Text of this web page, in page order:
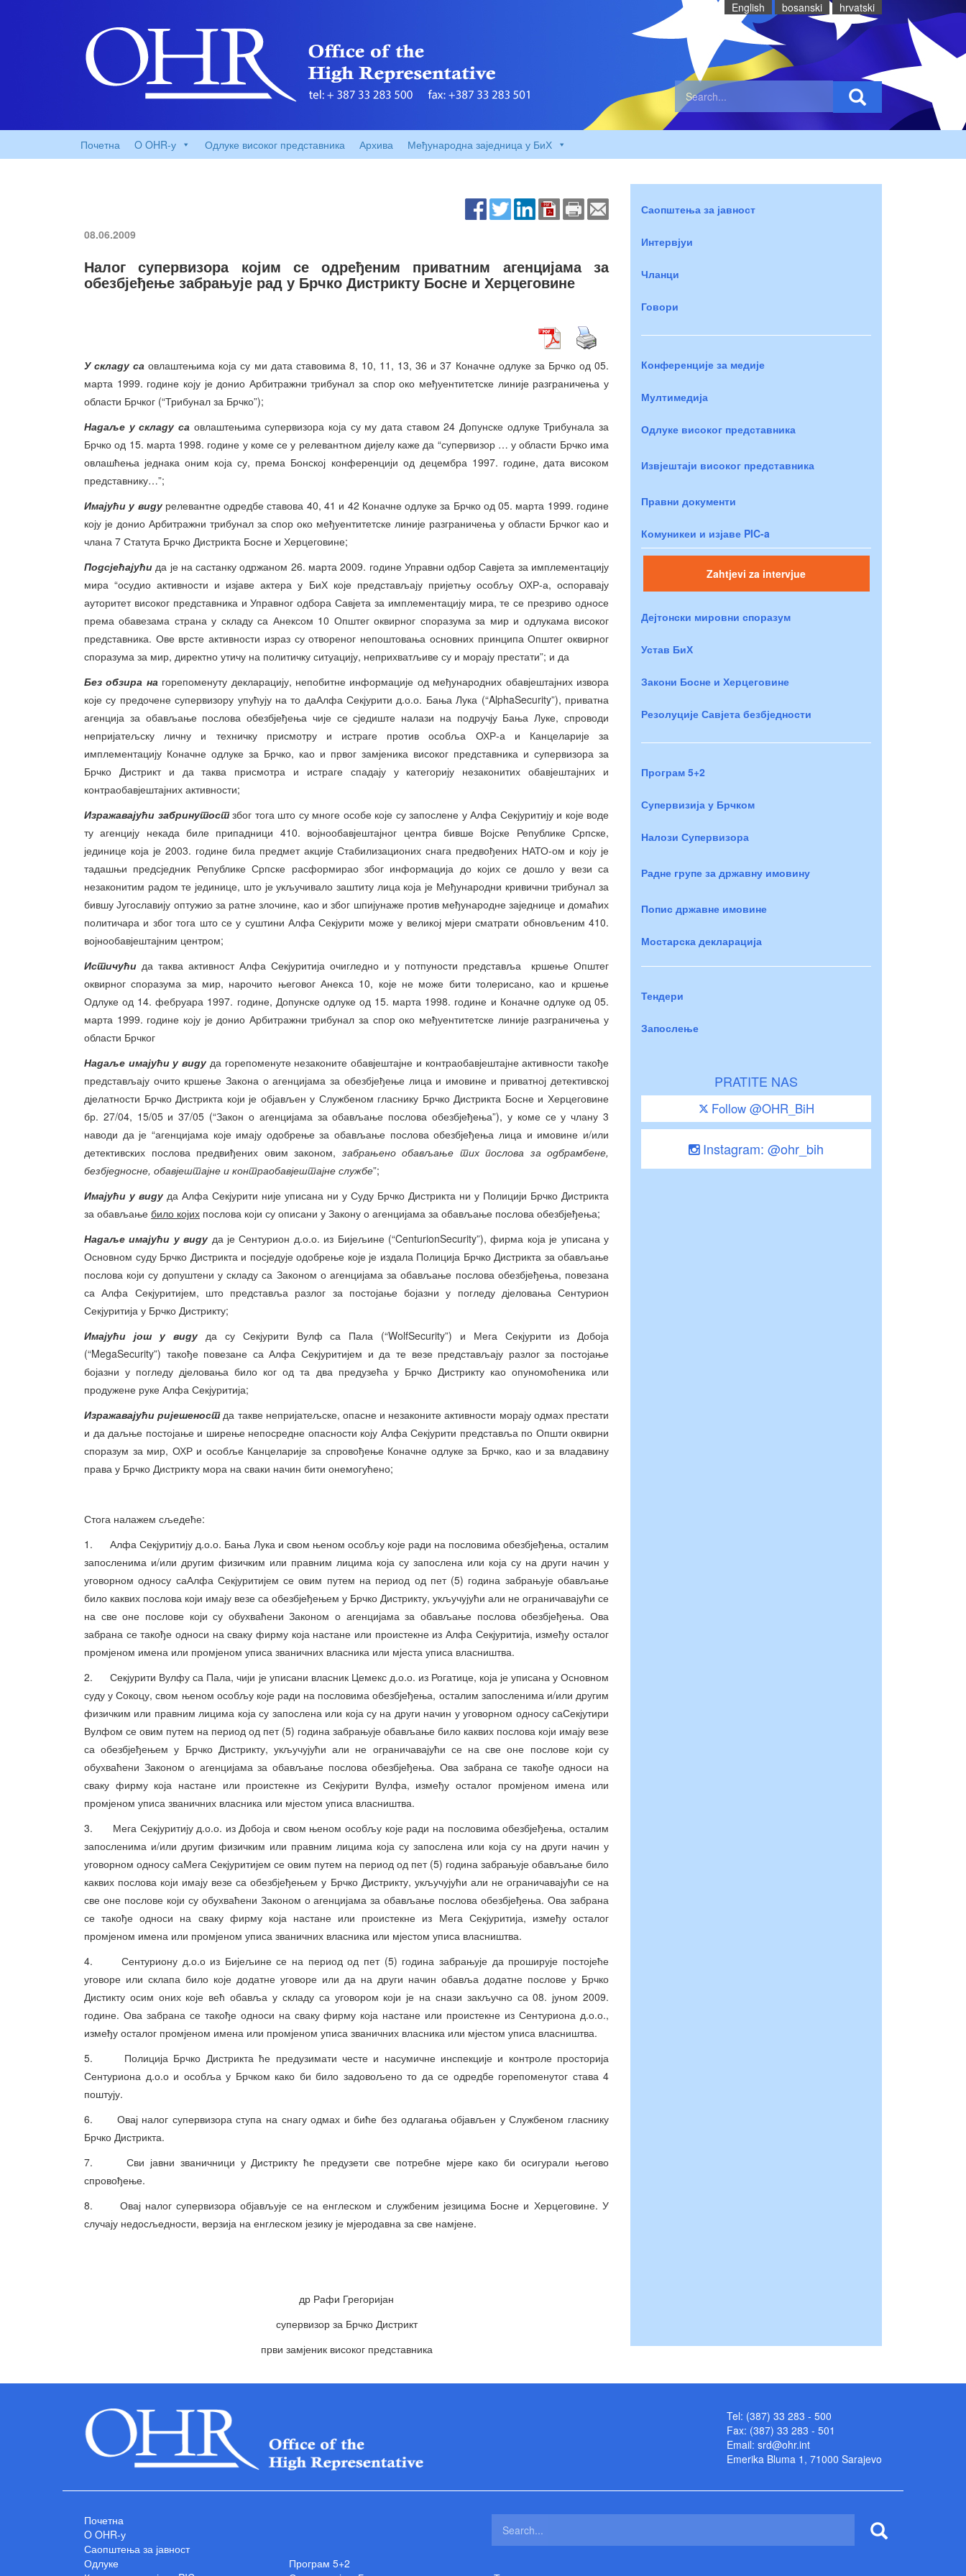
English bosanski hrvatski
Почетна O OHR-у Одлуке високог представника Архива Међународна заједница у БиХ
08.06.2009
Налог супервизора којим се одређеним приватним агенцијама за
обезбјеђење забрањује рад у Брчко Дистрикту Босне и Херцеговине
У складу саовлаштењима која су ми дата ставовима 8, 10, 11, 13, 36 и 37 Коначне одлуке за Брчко од 05.
марта 1999. године коју је донио Арбитражни трибунал за спор око међуентитетске линије разграничења у
области Брчког (“Трибунал за Брчко”);
Надаље у складу са овлаштењима супервизора која су му дата ставом 24 Допунске одлуке Трибунала за
Брчко од 15. марта 1998. године у коме се у релевантном дијелу каже да “супервизор … у области Брчко има
овлашћења једнака оним која су, према Бонској конференцији од децембра 1997. године, дата високом
представнику…”;
Имајући у виду релевантне одредбе ставова 40, 41 и 42 Коначне одлуке за Брчко од 05. марта 1999. године
коју је донио Арбитражни трибунал за спор око међуентитетске линије разграничења у области Брчког као и
члана 7 Статута Брчко Дистрикта Босне и Херцеговине;
Подсјећајући да је на састанку одржаном 26. марта 2009. године Управни одбор Савјета за имплементацију
мира “осудио активности и изјаве актера у БиХ које представљају пријетњу особљу ОХР-а, оспоравају
ауторитет високог представника и Управног одбора Савјета за имплементацију мира, те се презриво односе
према обавезама страна у складу са Анексом 10 Општег оквирног споразума за мир и одлукама високог
представника. Ове врсте активности израз су отвореног непоштовања основних принципа Општег оквирног
споразума за мир, директно утичу на политичку ситуацију, неприхватљиве су и морају престати”; и да
Без обзира на горепоменуту декларацију, непобитне информације од међународних обавјештајних извора
које су предочене супервизору упућују на то даАлфа Секјурити д.о.о. Бања Лука (“AlphaSecurity”), приватна
агенција за обављање послова обезбјеђења чије се сједиште налази на подручју Бања Луке, спроводи
непријатељску личну и техничку присмотру и истраге против особља ОХР-а и Канцеларије за
имплементацију Коначне одлуке за Брчко, као и првог замјеника високог представника и супервизора за
Брчко Дистрикт и да таква присмотра и истраге спадају у категорију незаконитих обавјештајних и
контраобавјештајних активности;
Изражавајући забринутостзбог тога што су многе особе које су запослене у Алфа Секјуритију и које воде
ту агенцију некада биле припадници 410. војнообавјештајног центра бивше Војске Републике Српске,
јединице која је 2003. године била предмет акције Стабилизационих снага предвођених НАТО-ом и коју је
тадашњи предсједник Републике Српске расформирао због информација до којих се дошло у вези са
незаконитим радом те јединице, што је укључивало заштиту лица која је Међународни кривични трибунал за
бившу Југославију оптужио за ратне злочине, као и због шпијунаже против међународне заједнице и домаћих
политичара и због тога што се у суштини Алфа Секјурити може у великој мјери сматрати обновљеним 410.
војнообавјештајним центром;
Истичући да таква активност Алфа Секјуритија очигледно и у потпуности представља кршење Општег
оквирног споразума за мир, нарочито његовог Анекса 10, које не може бити толерисано, као и кршење
Одлуке од 14. фебруара 1997. године, Допунске одлуке од 15. марта 1998. године и Коначне одлуке од 05.
марта 1999. године коју је донио Арбитражни трибунал за спор око међуентитетске линије разграничења у
области Брчког
Надаље имајући у виду да горепоменуте незаконите обавјештајне и контраобавјештајне активности такође
представљају очито кршење Закона о агенцијама за обезбјеђење лица и имовине и приватној детективској
дјелатности Брчко Дистрикта који је објављен у Службеном гласнику Брчко Дистрикта Босне и Херцеговине
бр. 27/04, 15/05 и 37/05 (“Закон о агенцијама за обављање послова обезбјеђења”), у коме се у члану 3
наводи да је “агенцијама које имају одобрење за обављање послова обезбјеђења лица и имовине и/или
детективских послова предвиђених овим законом, забрањено обављање тих послова за одбрамбене,
безбједносне, обавјештајне и контраобавјештајне службе”;
Имајући у виду да Алфа Секјурити није уписана ни у Суду Брчко Дистрикта ни у Полицији Брчко Дистрикта
за обављање било којих послова који су описани у Закону о агенцијама за обављање послова обезбјеђења;
Надаље имајући у виду да је Сентурион д.о.о. из Бијељине (“CenturionSecurity”), фирма која је уписана у
Основном суду Брчко Дистрикта и посједује одобрење које је издала Полиција Брчко Дистрикта за обављање
послова који су допуштени у складу са Законом о агенцијама за обављање послова обезбјеђења, повезана
са Алфа Секјуритијем, што представља разлог за постојање бојазни у погледу дјеловања Сентурион
Секјуритија у Брчко Дистрикту;
Имајући још у видуда су Секјурити Вулф са Пала (“WolfSecurity”) и Мега Секјурити из Добоја
(“MegaSecurity”) такође повезане са Алфа Секјуритијем и да те везе представљају разлог за постојање
бојазни у погледу дјеловања било ког од та два предузећа у Брчко Дистрикту као опуномоћеника или
продужене руке Алфа Секјуритија;
Изражавајући ријешеностда такве непријатељске, опасне и незаконите активности морају одмах престати
и да даљње постојање и ширење непосредне опасности коју Алфа Секјурити представља по Општи оквирни
споразум за мир, ОХР и особље Канцеларије за спровођење Коначне одлуке за Брчко, као и за владавину
права у Брчко Дистрикту мора на сваки начин бити онемогућено;
Стога налажем сљедеће:
1. Алфа Секјуритију д.о.о. Бања Лука и свом њеном особљу које ради на пословима обезбјеђења, осталим
запосленима и/или другим физичким или правним лицима која су запослена или која су на други начин у
уговорном односу саАлфа Секјуритијем се овим путем на период од пет (5) година забрањује обављање
било каквих послова који имају везе са обезбјеђењем у Брчко Дистрикту, укључујући али не ограничавајући се
на све оне послове који су обухваћени Законом о агенцијама за обављање послова обезбјеђења. Ова
забрана се такође односи на сваку фирму која настане или проистекне из Алфа Секјуритија, између осталог
промјеном имена или промјеном уписа званичних власника или мјеста уписа власништва.
2. Секјурити Вулфу са Пала, чији је уписани власник Цемекс д.о.о. из Рогатице, која је уписана у Основном
суду у Сокоцу, свом њеном особљу које ради на пословима обезбјеђења, осталим запосленима и/или другим
физичким или правним лицима која су запослена или која су на други начин у уговорном односу саСекјутири
Вулфом се овим путем на период од пет (5) година забрањује обављање било каквих послова који имају везе
са обезбјеђењем у Брчко Дистрикту, укључујући али не ограничавајући се на све оне послове који су
обухваћени Законом о агенцијама за обављање послова обезбјеђења. Ова забрана се такође односи на
сваку фирму која настане или проистекне из Секјурити Вулфа, између осталог промјеном имена или
промјеном уписа званичних власника или мјестом уписа власништва.
3. Мега Секјуритију д.о.о. из Добоја и свом њеном особљу које ради на пословима обезбјеђења, осталим
запосленима и/или другим физичким или правним лицима која су запослена или која су на други начин у
уговорном односу саМега Секјуритијем се овим путем на период од пет (5) година забрањује обављање било
каквих послова који имају везе са обезбјеђењем у Брчко Дистрикту, укључујући али не ограничавајући се на
све оне послове који су обухваћени Законом о агенцијама за обављање послова обезбјеђења. Ова забрана
се такође односи на сваку фирму која настане или проистекне из Мега Секјуритија, између осталог
промјеном имена или промјеном уписа званичних власника или мјестом уписа власништва.
4. Сентуриону д.о.о из Бијељине се на период од пет (5) година забрањује да проширује постојеће
уговоре или склапа било које додатне уговоре или да на други начин обавља додатне послове у Брчко
Дистикту осим оних које већ обавља у складу са уговором који је на снази закључно са 08. јуном 2009.
године. Ова забрана се такође односи на сваку фирму која настане или проистекне из Сентуриона д.о.о.,
између осталог промјеном имена или промјеном уписа званичних власника или мјестом уписа власништва.
5. Полиција Брчко Дистрикта ће предузимати честе и насумичне инспекције и контроле просторија
Сентуриона д.о.о и особља у Брчком како би било задовољено то да се одредбе горепоменутог става 4
поштују.
6. Овај налог супервизора ступа на снагу одмах и биће без одлагања објављен у Службеном гласнику
Брчко Дистрикта.
7. Сви јавни званичници у Дистрикту ће предузети све потребне мјере како би осигурали његово
спровођење.
8. Овај налог супервизора објављује се на енглеском и службеним језицима Босне и Херцеговине. У
случају недосљедности, верзија на енглеском језику је мјеродавна за све намјене.
др Рафи Грегоријан
супервизор за Брчко Дистрикт
први замјеник високог представника
Саопштења за јавност
Интервјуи
Чланци
Говори
Конференције за медије
Мултимедија
Одлуке високог представника
Извјештаји високог представника
Правни документи
Комуникеи и изјаве PIC-a
Zahtjevi za intervjue
Дејтонски мировни споразум
Устав БиХ
Закони Босне и Херцеговине
Резолуције Савјета безбједности
Програм 5+2
Супервизија у Брчком
Налози Супервизора
Радне групе за државну имовину
Попис државне имовине
Мостарска декларација
Тендери
Запослење
PRATITE NAS
Follow @OHR_BiH
Instagram: @ohr_bih
Tel: (387) 33 283 - 500
Fax: (387) 33 283 - 501
Email: srd@ohr.int
Emerika Bluma 1, 71000 Sarajevo
Почетна
O OHR-у
Саопштења за јавност
Одлуке
Програм 5+2